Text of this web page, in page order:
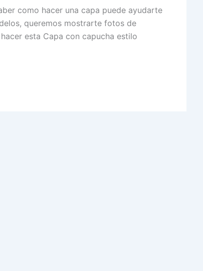
como hacer una capa puede ayudarte
queremos mostrarte fotos de
esta Capa con capucha estilo